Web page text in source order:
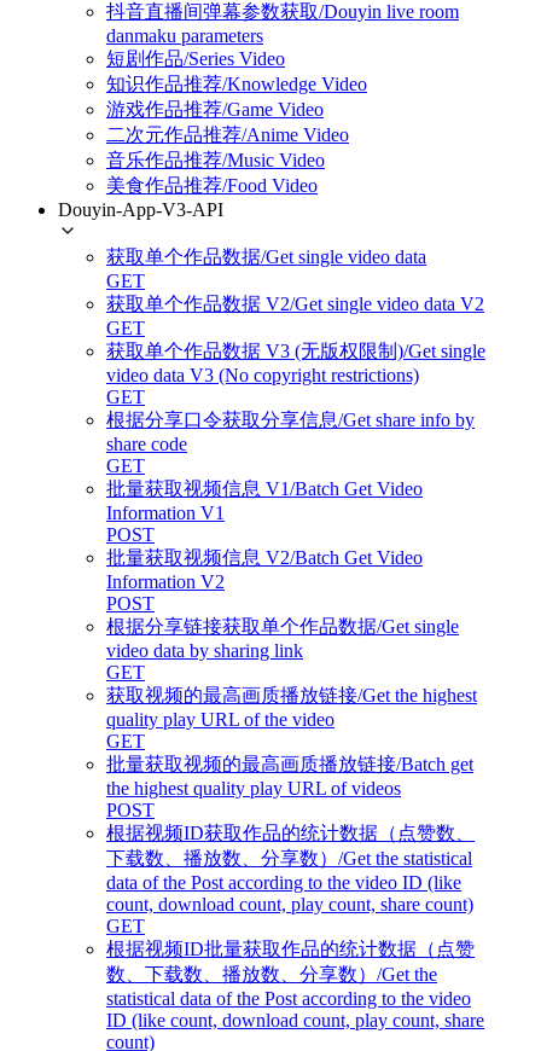
抖音直播间弹幕参数获取/Douyin live room
danmaku parameters
短剧作品/Series Video
知识作品推荐/Knowledge Video
游戏作品推荐/Game Video
二次元作品推荐/Anime Video
音乐作品推荐/Music Video
美食作品推荐/Food Video
Douyin-App-V3-API
获取单个作品数据/Get single video data
GET
获取单个作品数据 V2/Get single video data V2
GET
获取单个作品数据 V3 (无版权限制)/Get single
video data V3 (No copyright restrictions)
GET
根据分享口令获取分享信息/Get share info by
share code
GET
批量获取视频信息 V1/Batch Get Video
Information V1
POST
批量获取视频信息 V2/Batch Get Video
Information V2
POST
根据分享链接获取单个作品数据/Get single
video data by sharing link
GET
获取视频的最高画质播放链接/Get the highest
quality play URL of the video
GET
批量获取视频的最高画质播放链接/Batch get
the highest quality play URL of videos
POST
根据视频ID获取作品的统计数据（点赞数、
下载数、播放数、分享数）/Get the statistical
data of the Post according to the video ID (like
count, download count, play count, share count)
GET
根据视频ID批量获取作品的统计数据（点赞
数、下载数、播放数、分享数）/Get the
statistical data of the Post according to the video
ID (like count, download count, play count, share
count)